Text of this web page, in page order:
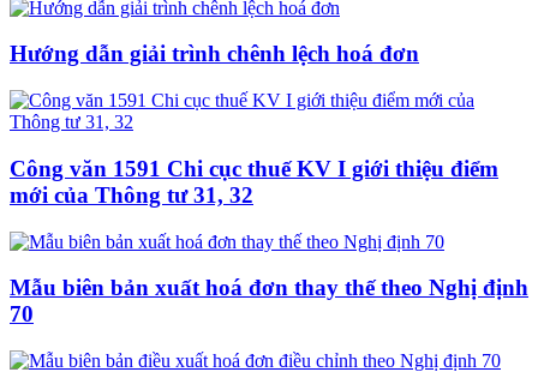
Hướng dẫn giải trình chênh lệch hoá đơn
Công văn 1591 Chi cục thuế KV I giới thiệu điểm
mới của Thông tư 31, 32
Mẫu biên bản xuất hoá đơn thay thế theo Nghị định
70